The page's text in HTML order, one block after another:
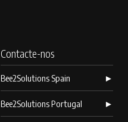
Contacte-nos
Bee2Solutions Spain ►
Bee2Solutions Portugal ►